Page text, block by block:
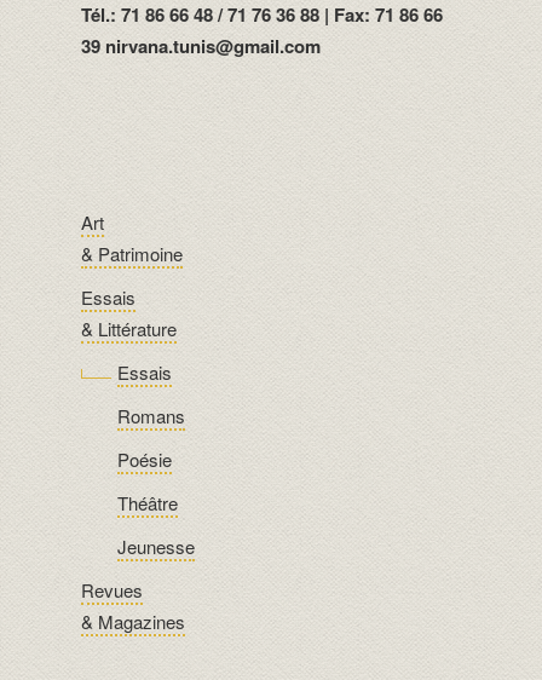
Tél.: 71 86 66 48 / 71 76 36 88 | Fax: 71 86 66
39 nirvana.tunis@gmail.com
Art
& Patrimoine
Essais
& Littérature
Essais
Romans
Poésie
Théâtre
Jeunesse
Revues
& Magazines